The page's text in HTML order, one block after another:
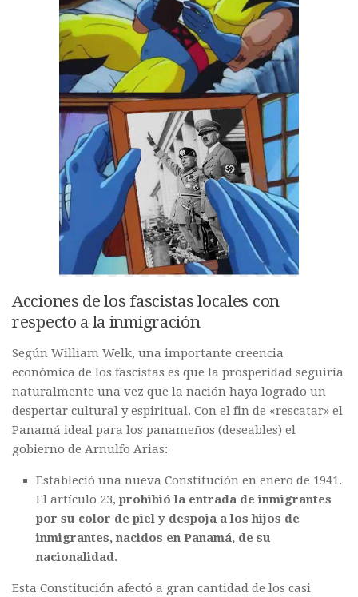
Acciones de los fascistas locales con
respecto a la inmigración
Según William Welk, una importante creencia
económica de los fascistas es que la prosperidad seguiría
naturalmente una vez que la nación haya logrado un
despertar cultural y espiritual. Con el fin de «rescatar» el
Panamá ideal para los panameños (deseables) el
gobierno de Arnulfo Arias:
Estableció una nueva Constitución en enero de 1941.
El artículo 23, prohibió la entrada de inmigrantes
por su color de piel y despoja a los hijos de
inmigrantes, nacidos en Panamá, de su
nacionalidad.
Esta Constitución afectó a gran cantidad de los casi